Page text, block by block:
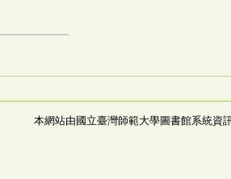
本網站由國立臺灣師範大學圖書館系統資